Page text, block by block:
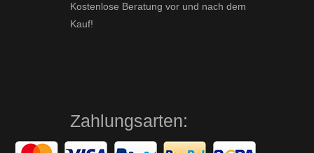
Kostenlose Beratung vor und nach dem
Kauf!
Zahlungsarten: